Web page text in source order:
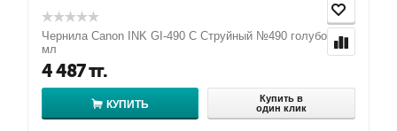
Чернила Canon INK GI-490 C Струйный №490 голубой 70
мл
4 487тг.
КУПИТЬ
Купить в
один клик